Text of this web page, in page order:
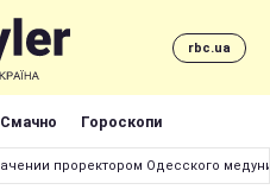
rbc.ua
Смачно Гороскопи
проректором Одесского